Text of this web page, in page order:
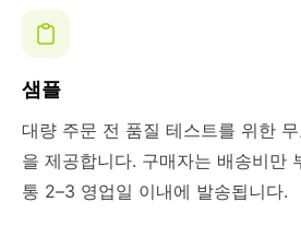
샘플
대량 주문 전 품질 테스트를 위한
을 제공합니다. 구매자는 배송비만
통 2–3 영업일 이내에 발송됩니다.